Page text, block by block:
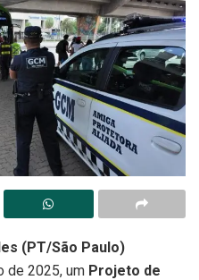
(PT/São Paulo)
de 2025, um Projeto de